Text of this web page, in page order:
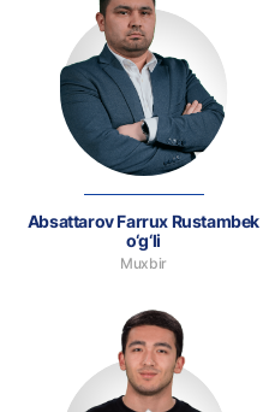
Absattarov Farrux Rustambek
o‘g‘li
Muxbir